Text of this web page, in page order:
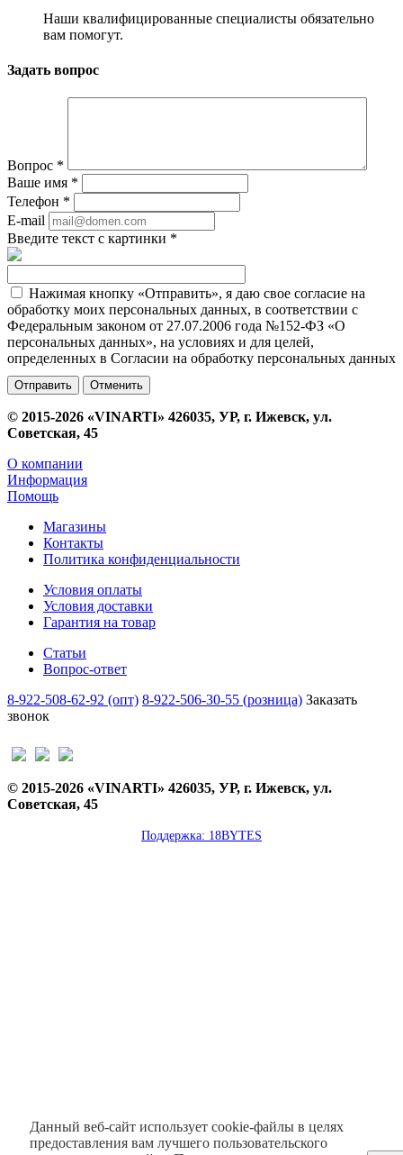
Наши квалифицированные специалисты обязательно
вам помогут.
Задать вопрос
Вопрос *
Ваше имя *
Телефон *
E-mail
Введите текст с картинки *
Нажимая кнопку «Отправить», я даю свое согласие на
обработку моих персональных данных, в соответствии с
Федеральным законом от 27.07.2006 года №152-ФЗ «О
персональных данных», на условиях и для целей,
определенных в Согласии на обработку персональных данных
Отменить
© 2015-2026 «VINARTI» 426035, УР, г. Ижевск, ул.
Советская, 45
О компании
Информация
Помощь
Магазины
Контакты
Политика конфиденциальности
Условия оплаты
Условия доставки
Гарантия на товар
Статьи
Вопрос-ответ
8-922-508-62-92 (опт) 8-922-506-30-55 (розница) Заказать
звонок
© 2015-2026 «VINARTI» 426035, УР, г. Ижевск, ул.
Советская, 45
Поддержка: 18BYTES
Данный веб-сайт использует cookie-файлы в целях
предоставления вам лучшего пользовательского